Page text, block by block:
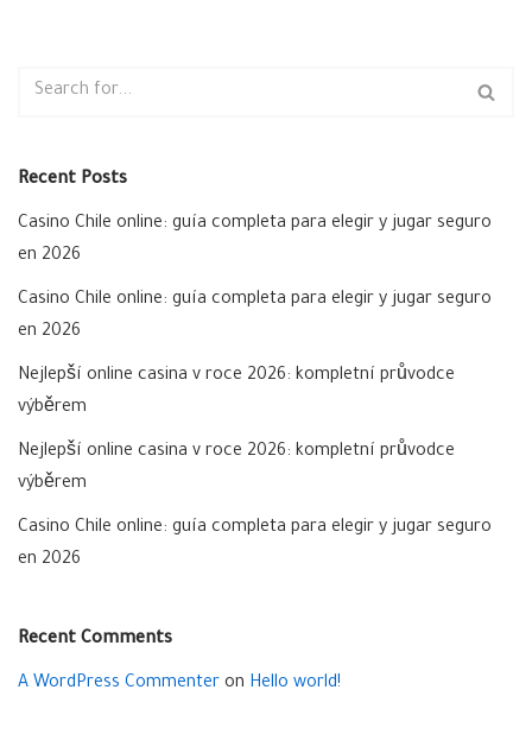
Recent Posts
Casino Chile online: guía completa para elegir y jugar seguro
en 2026
Casino Chile online: guía completa para elegir y jugar seguro
en 2026
Nejlepší online casina v roce 2026: kompletní průvodce
výběrem
Nejlepší online casina v roce 2026: kompletní průvodce
výběrem
Casino Chile online: guía completa para elegir y jugar seguro
en 2026
Recent Comments
A WordPress Commenter on Hello world!